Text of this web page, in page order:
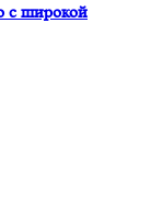
с широкой